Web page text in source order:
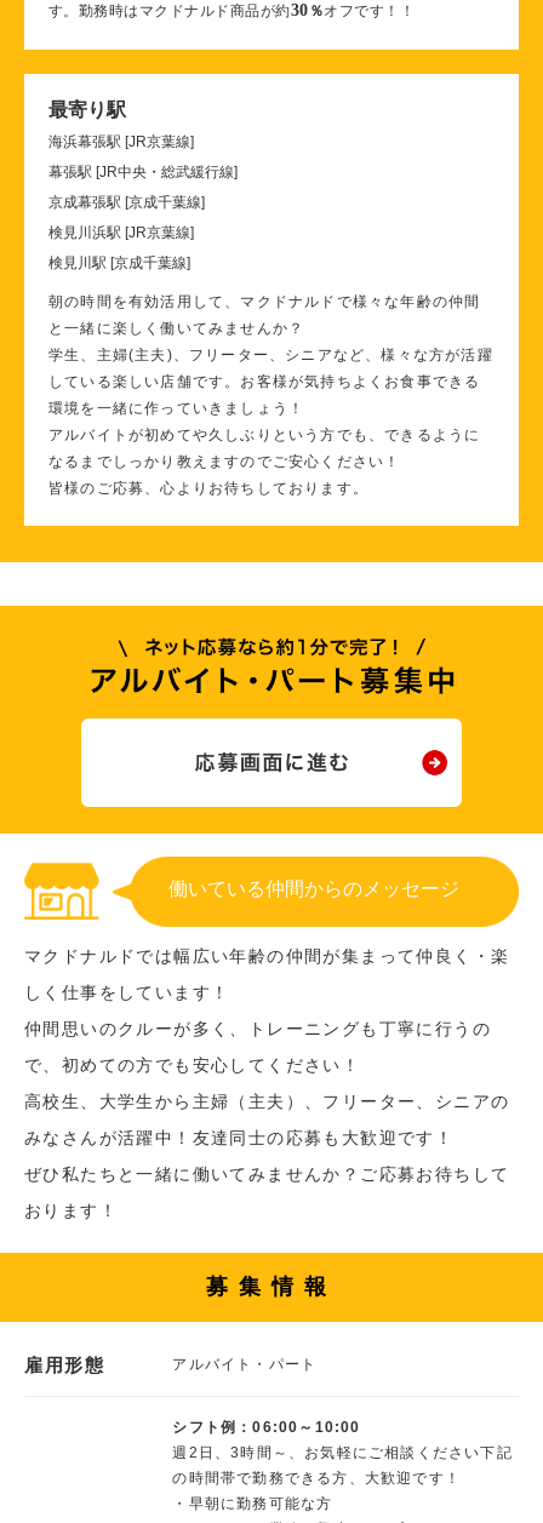
す。勤務時はマクドナルド商品が約30 ％オフです！！
最寄り駅
海浜幕張駅 [JR京葉線]
幕張駅 [JR中央・総武緩行線]
京成幕張駅 [京成千葉線]
検見川浜駅 [JR京葉線]
検見川駅 [京成千葉線]
朝の時間を有効活用して、マクドナルドで様々な年齢の仲間
と一緒に楽しく働いてみませんか？
学生、主婦(主夫)、フリーター、シニアなど、様々な方が活躍
している楽しい店舗です。お客様が気持ちよくお食事できる
環境を一緒に作っていきましょう！
アルバイトが初めてや久しぶりという方でも、できるように
なるまでしっかり教えますのでご安心ください！
皆様のご応募、心よりお待ちしております。
働いている仲間からのメッセージ
マクドナルドでは幅広い年齢の仲間が集まって仲良く・楽
しく仕事をしています！
仲間思いのクルーが多く、トレーニングも丁寧に行うの
で、初めての方でも安心してください！
高校生、大学生から主婦（主夫）、フリーター、シニアの
みなさんが活躍中！友達同士の応募も大歓迎です！
ぜひ私たちと一緒に働いてみませんか？ご応募お待ちして
おります！
募集情報
雇用形態 アルバイト・パート
シフト例：06:00～10:00
週2日、3時間～、お気軽にご相談ください下記
の時間帯で勤務できる方、大歓迎です！
・早朝に勤務可能な方